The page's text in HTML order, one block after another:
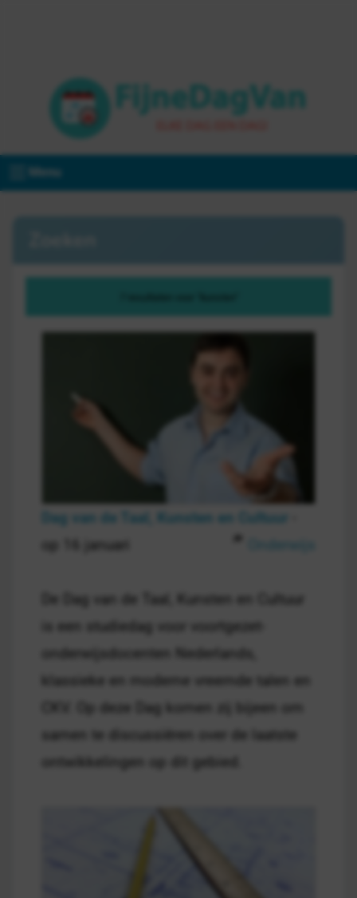
Menu
Dag van de Taal, Kunsten en Cultuur
op 16 januari
De Dag van de Taal, Kunsten en Cultuur
is een studiedag voor voortgezet-
onderwijsdocenten Nederlands,
klassieke en moderne vreemde talen en
CKV. Op deze Dag komen zij bijeen om
samen te discussiëren over de laatste
ontwikkelingen op dit gebied.